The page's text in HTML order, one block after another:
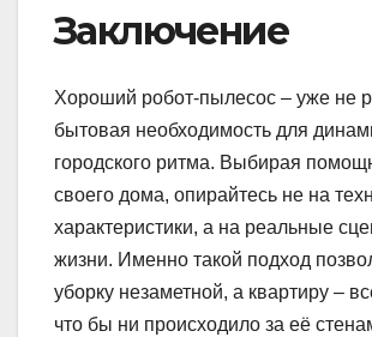
Заключение
Хороший робот-пылесос – уже не
бытовая необходимость для
городского ритма. Выбирая
своего дома, опирайтесь не на
характеристики, а на реальные
жизни. Именно такой подход
уборку незаметной, а квартиру –
что бы ни происходило за её